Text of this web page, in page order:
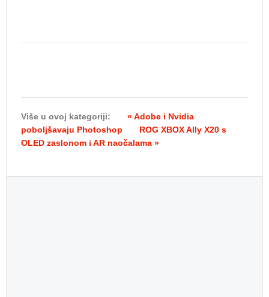
Više u ovoj kategoriji:
« Adobe i Nvidia
poboljšavaju Photoshop
ROG XBOX Ally X20 s
OLED zaslonom i AR naočalama »